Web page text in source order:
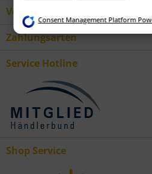
Vorteile
Zahlungsarten
Service Hotline
Shop Service
Verwendung von Profilen zur
Verwendung von Profilen zur
Messung der Performance von Inhalten
Analyse von Zielgruppen durch
Entwicklung und Verbesserung der
Verwendung reduzierter Daten zur
Besondere Features:
Verwendung genauer Standortdaten
Endgeräteeigenschaften zur
Consent Management Platform